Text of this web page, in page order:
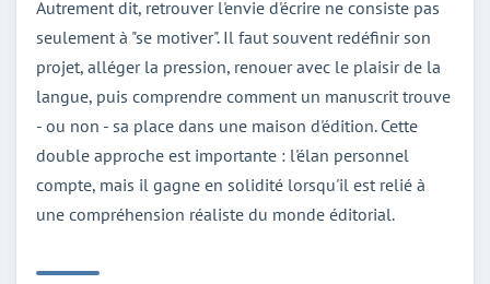
Autrement dit, retrouver l'envie d'écrire ne consiste pas
seulement à "se motiver". Il faut souvent redéfinir son
projet, alléger la pression, renouer avec le plaisir de la
langue, puis comprendre comment un manuscrit trouve
- ou non - sa place dans une maison d'édition. Cette
double approche est importante : l'élan personnel
compte, mais il gagne en solidité lorsqu'il est relié à
une compréhension réaliste du monde éditorial.